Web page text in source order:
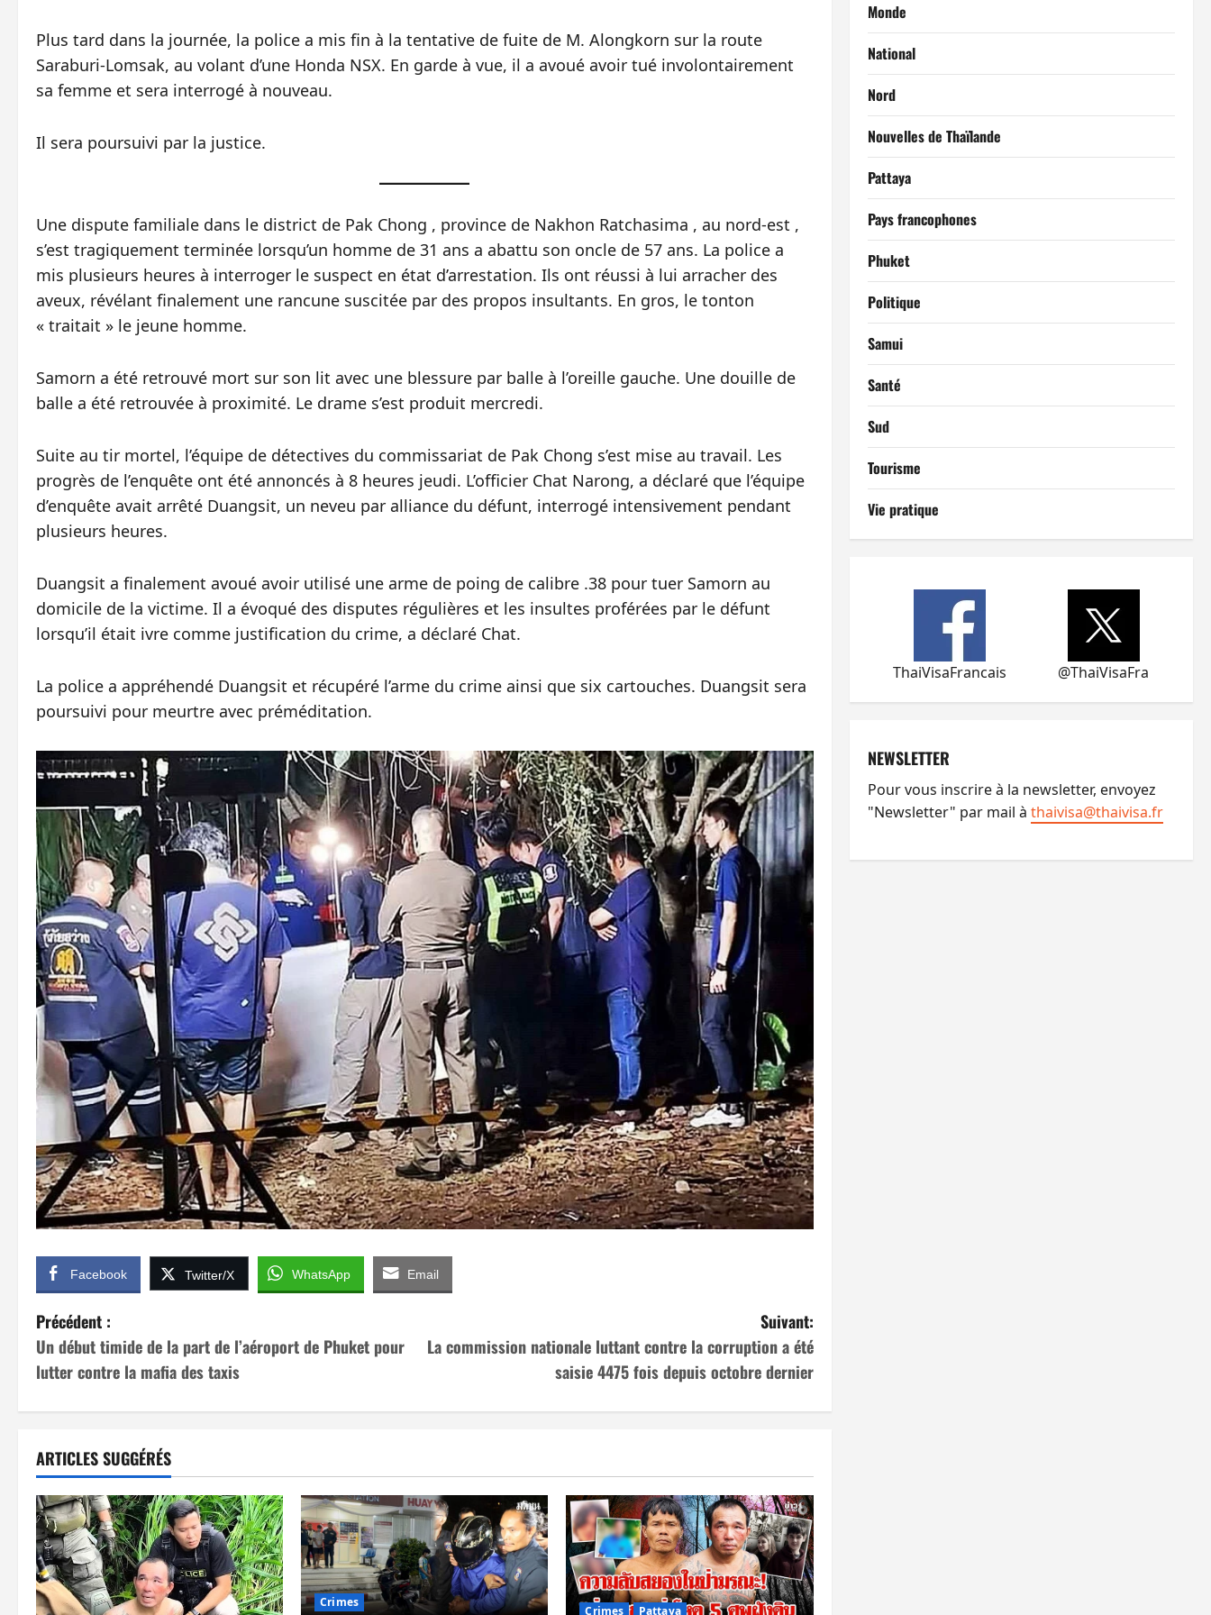
Plus tard dans la journée, la police a mis fin à la tentative de fuite de M. Alongkorn sur la route
Saraburi-Lomsak, au volant d’une Honda NSX. En garde à vue, il a avoué avoir tué involontairement
sa femme et sera interrogé à nouveau.
Il sera poursuivi par la justice.
Une dispute familiale dans le district de Pak Chong , province de Nakhon Ratchasima , au nord-est ,
s’est tragiquement terminée lorsqu’un homme de 31 ans a abattu son oncle de 57 ans. La police a
mis plusieurs heures à interroger le suspect en état d’arrestation. Ils ont réussi à lui arracher des
aveux, révélant finalement une rancune suscitée par des propos insultants. En gros, le tonton
« traitait » le jeune homme.
Samorn a été retrouvé mort sur son lit avec une blessure par balle à l’oreille gauche. Une douille de
balle a été retrouvée à proximité. Le drame s’est produit mercredi.
Suite au tir mortel, l’équipe de détectives du commissariat de Pak Chong s’est mise au travail. Les
progrès de l’enquête ont été annoncés à 8 heures jeudi. L’officier Chat Narong, a déclaré que l’équipe
d’enquête avait arrêté Duangsit, un neveu par alliance du défunt, interrogé intensivement pendant
plusieurs heures.
Duangsit a finalement avoué avoir utilisé une arme de poing de calibre .38 pour tuer Samorn au
domicile de la victime. Il a évoqué des disputes régulières et les insultes proférées par le défunt
lorsqu’il était ivre comme justification du crime, a déclaré Chat.
La police a appréhendé Duangsit et récupéré l’arme du crime ainsi que six cartouches. Duangsit sera
poursuivi pour meurtre avec préméditation.
Facebook Twitter/X WhatsApp Email
N
a
v
g
a
t
i
Précédent :
Un début timide de la part de l’aéroport de Phuket pour
lutter contre la mafia des taxis
Suivant:
La commission nationale luttant contre la corruption a été
saisie 4475 fois depuis octobre dernier
ARTICLES SUGGÉRÉS
Crimes
Crimes Pattaya
Monde
National
Nord
Nouvelles de Thaïlande
Pattaya
Pays francophones
Phuket
Politique
Samui
Santé
Sud
Tourisme
Vie pratique
ThaiVisaFrancais @ThaiVisaFra
NEWSLETTER
Pour vous inscrire à la newsletter, envoyez
"Newsletter" par mail à thaivisa@thaivisa.fr